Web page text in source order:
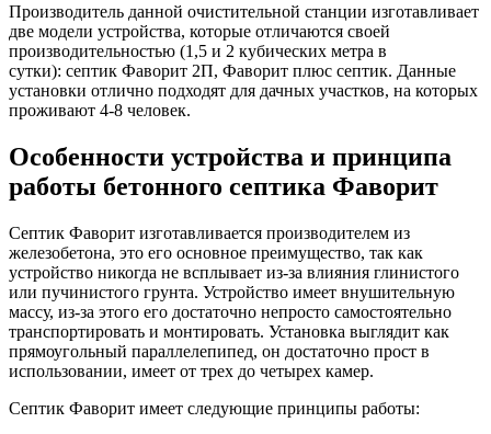
Производитель данной очистительной станции изготавливает
две модели устройства, которые отличаются своей
производительностью (1,5 и 2 кубических метра в
сутки): септик Фаворит 2П, Фаворит плюс септик. Данные
установки отлично подходят для дачных участков, на которых
проживают 4-8 человек.
Особенности устройства и принципа
работы бетонного септика Фаворит
Септик Фаворит изготавливается производителем из
железобетона, это его основное преимущество, так как
устройство никогда не всплывает из-за влияния глинистого
или пучинистого грунта. Устройство имеет внушительную
массу, из-за этого его достаточно непросто самостоятельно
транспортировать и монтировать. Установка выглядит как
прямоугольный параллелепипед, он достаточно прост в
использовании, имеет от трех до четырех камер.
Септик Фаворит имеет следующие принципы работы: